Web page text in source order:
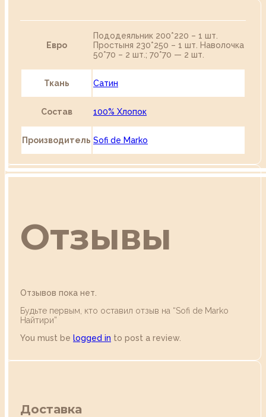
Евро
Пододеяльник 200*220 – 1 шт.
Простыня 230*250 – 1 шт. Наволочка
50*70 – 2 шт.; 70*70 — 2 шт.
Ткань Сатин
Состав 100% Хлопок
Производитель Sofi de Marko
Отзывы
Отзывов пока нет.
Будьте первым, кто оставил отзыв на “Sofi de Marko
Найтири”
You must be logged in to post a review.
Доставка